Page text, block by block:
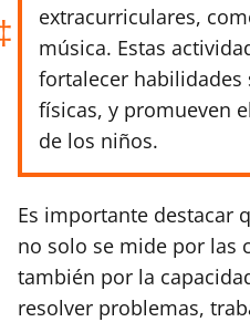
extracurriculares,
música. Estas
fortalecer habilidades
físicas, y promueven
de los niños.
Es importante destacar
no solo se mide por las
también por la
resolver problemas,